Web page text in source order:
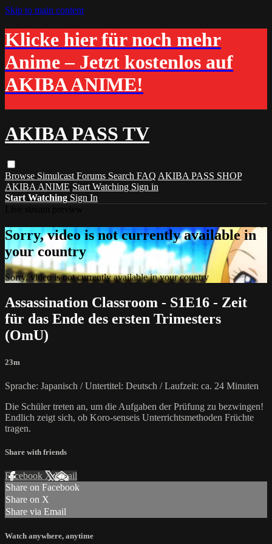
Skip to main content
Klicke hier für noch mehr
Anime – Jetzt kostenlos auf
AKIBA ANIME!
AKIBA PASS TV
Browse Simulcast Forums Search FAQ AKIBA PASS SHOP
AKIBA ANIME Start Watching Sign in
Start Watching Sign In
Sorry, video is not currently available in
your country
Sorry, video is not currently available in your country
Assassination Classroom - S1E16 - Zeit
für das Ende des ersten Trimesters
(OmU)
23m
Sprache: Japanisch / Untertitel: Deutsch / Laufzeit: ca. 24 Minuten
Die Schüler treten an, um die Aufgaben der Prüfung zu bezwingen!
Endlich zeigt sich, ob Koro-senseis Unterrichtsmethoden Früchte
tragen.
Share with friends
Facebook XEmail
Share on Facebook
Share on X
Share via Email
Watch anywhere, anytime